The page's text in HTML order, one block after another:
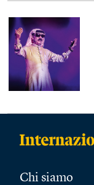
Chi siamo